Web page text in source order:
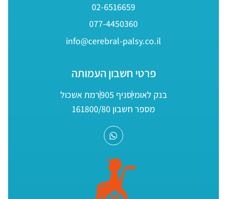
02-6516659
077-4450360
info@cerebral-palsy.co.il
פרטי חשבון העמותה
בנק לאומיסניף 905
רמת אשכול
מספר חשבון 161800/80